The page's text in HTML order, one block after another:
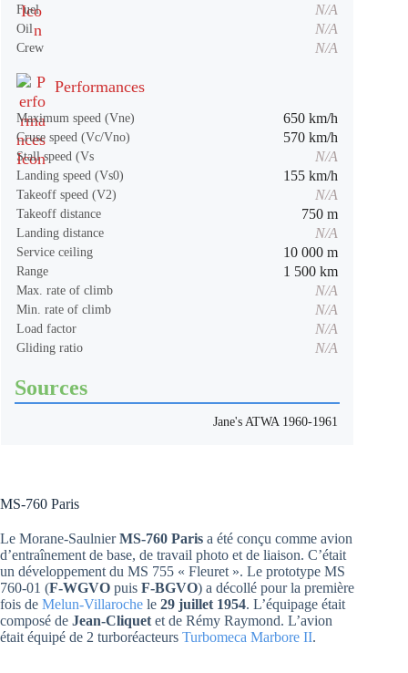
MS-760 Paris
Le Morane-SaulnierMS-760 Paris a été conçu comme avion
d’entraînement de base, de travail photo et de liaison. C’était
un développement du MS 755 « Fleuret ». Le prototype MS
760-01 (F-WGVO puis F-BGVO) a décollé pour la première
fois de Melun-Villaroche le 29 juillet 1954. L’équipage était
composé de Jean-Cliquet et de Rémy Raymond. L’avion
était équipé de 2 turboréacteurs Turbomeca Marbore II.
Fuel N/A
Oil N/A
Crew N/A
Performances
Maximum speed (Vne) 650 km/h
Cruse speed (Vc/Vno) 570 km/h
Stall speed (Vs N/A
Landing speed (Vs0) 155 km/h
Takeoff speed (V2) N/A
Takeoff distance 750 m
Landing distance N/A
Service ceiling 10 000 m
Range 1 500 km
Max. rate of climb N/A
Min. rate of climb N/A
Load factor N/A
Gliding ratio N/A
Sources
Jane's ATWA 1960-1961